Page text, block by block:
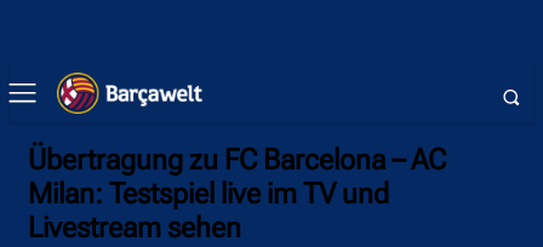
Übertragung zu FC Barcelona – AC
Milan: Testspiel live im TV und
Livestream sehen